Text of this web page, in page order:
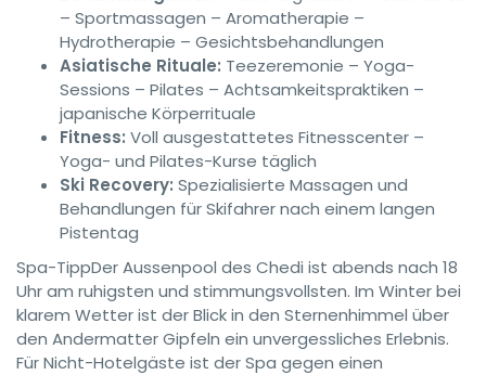
– Sportmassagen – Aromatherapie –
Hydrotherapie – Gesichtsbehandlungen
Asiatische Rituale: Teezeremonie – Yoga-
Sessions – Pilates – Achtsamkeitspraktiken –
japanische Körperrituale
Fitness: Voll ausgestattetes Fitnesscenter –
Yoga- und Pilates-Kurse täglich
Ski Recovery: Spezialisierte Massagen und
Behandlungen für Skifahrer nach einem langen
Pistentag
Spa-TippDer Aussenpool des Chedi ist abends nach 18
Uhr am ruhigsten und stimmungsvollsten. Im Winter bei
klarem Wetter ist der Blick in den Sternenhimmel über
den Andermatter Gipfeln ein unvergessliches Erlebnis.
Für Nicht-Hotelgäste ist der Spa gegen einen